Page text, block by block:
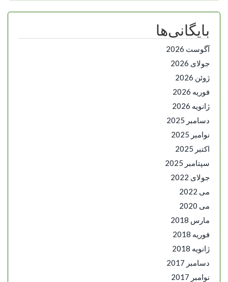
بایگانی‌ها
آگوست 2026
جولای 2026
ژوئن 2026
فوریه 2026
ژانویه 2026
دسامبر 2025
نوامبر 2025
اکتبر 2025
سپتامبر 2025
جولای 2022
می 2022
می 2020
مارس 2018
فوریه 2018
ژانویه 2018
دسامبر 2017
نوامبر 2017